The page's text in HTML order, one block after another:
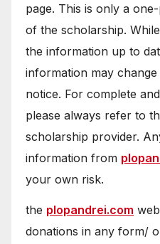
page. This is only a
of the scholarship.
the information up to
information may
notice. For complete
please always refer to
scholarship provider.
information from
your own risk.
the plopandrei.com
donations in any form/